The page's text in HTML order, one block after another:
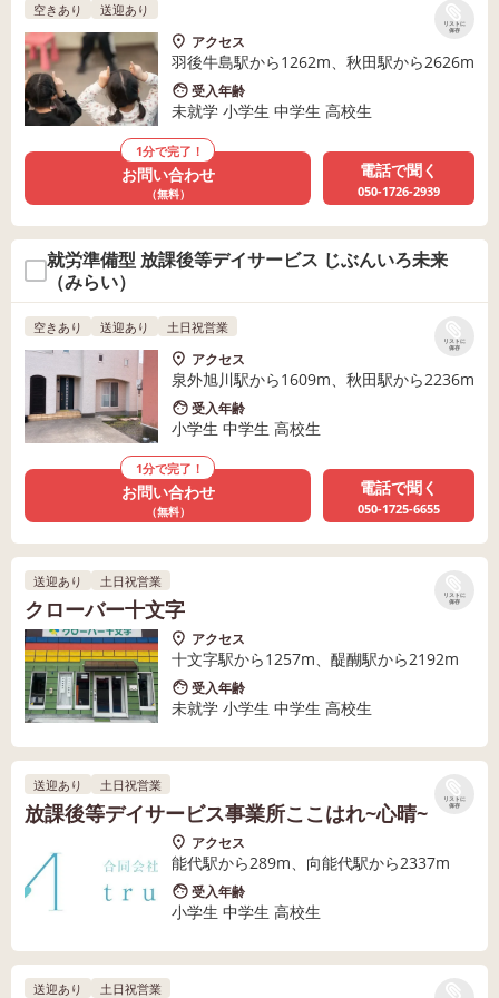
リストに
保存
空きあり 送迎あり
アクセス
羽後牛島駅から1262m、秋田駅から2626m
受入年齢
未就学 小学生 中学生 高校生
1分で完了！
お問い合わせ
（無料）
電話で聞く
050-1726-2939
就労準備型 放課後等デイサービス じぶんいろ未来
（みらい）
リストに
保存
空きあり 送迎あり 土日祝営業
アクセス
泉外旭川駅から1609m、秋田駅から2236m
受入年齢
小学生 中学生 高校生
1分で完了！
お問い合わせ
（無料）
電話で聞く
050-1725-6655
リストに
保存
送迎あり 土日祝営業
クローバー十文字
アクセス
十文字駅から1257m、醍醐駅から2192m
受入年齢
未就学 小学生 中学生 高校生
リストに
保存
送迎あり 土日祝営業
放課後等デイサービス事業所ここはれ~心晴~
アクセス
能代駅から289m、向能代駅から2337m
受入年齢
小学生 中学生 高校生
送迎あり 土日祝営業